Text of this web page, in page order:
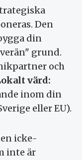
Den
din
grund.
och
värd:
inom din
eller EU).
icke-
inte är